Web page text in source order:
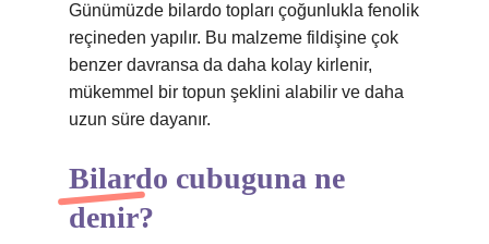
Günümüzde bilardo topları çoğunlukla fenolik
reçineden yapılır. Bu malzeme fildişine çok
benzer davransa da daha kolay kirlenir,
mükemmel bir topun şeklini alabilir ve daha
uzun süre dayanır.
Bilardo cubuguna ne
denir?